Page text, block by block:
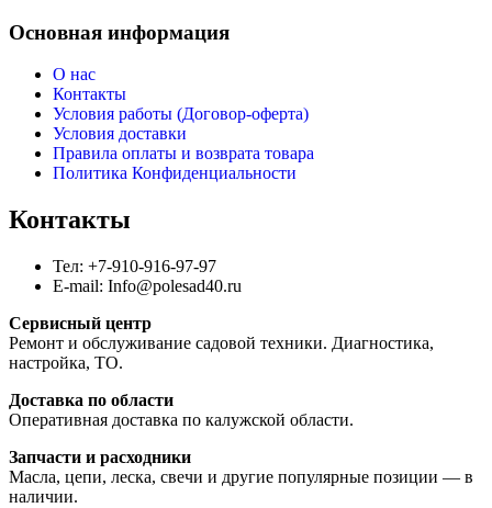
Основная информация
О нас
Контакты
Условия работы (Договор-оферта)
Условия доставки
Правила оплаты и возврата товара
Политика Конфиденциальности
Контакты
Тел: +7-910-916-97-97
E-mail: Info@polesad40.ru
Сервисный центр
Ремонт и обслуживание садовой техники. Диагностика,
настройка, ТО.
Доставка по области
Оперативная доставка по калужской области.
Запчасти и расходники
Масла, цепи, леска, свечи и другие популярные позиции — в
наличии.